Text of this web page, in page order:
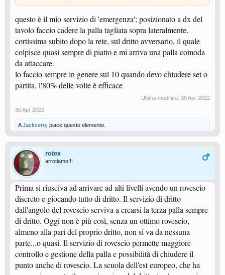
questo è il mio servizio di 'emergenza'; posizionato a dx del
tavolo faccio cadere la palla tagliata sopra lateralmente,
cortissima subito dopo la rete, sul dritto avversario, il quale
colpisce quasi sempre di piatto e mi arriva una palla comoda
da attaccare.
lo faccio sempre in genere sul 10 quando devo chiudere set o
partita, l'80% delle volte è efficace
Ultima modifica: 30 Apr 2022
30 Apr 2022
AJackcerry piace questo elemento.
rotex
arrotiamo!!!
Prima si riusciva ad arrivare ad alti livelli avendo un rovescio
discreto e giocando tutto di dritto. Il servizio di dritto
dall'angolo del rovescio serviva a crearsi la terza palla sempre
di dritto. Oggi non è più così, senza un ottimo rovescio,
almeno alla pari del proprio dritto, non si va da nessuna
parte...o quasi. Il servizio di rovescio permette maggiore
controllo e gestione della palla e possibilità di chiudere il
punto anche di rovescio. La scuola dell'est europeo, che ha